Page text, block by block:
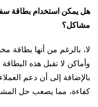
هل يمكن استخدام بطاقة
مشاكل؟
لا، بالرغم من أنها بطاقة
وأماكن لا تقبل هذه
بالإضافة إلى أن دعم
كفاءة، مما يصعب حل